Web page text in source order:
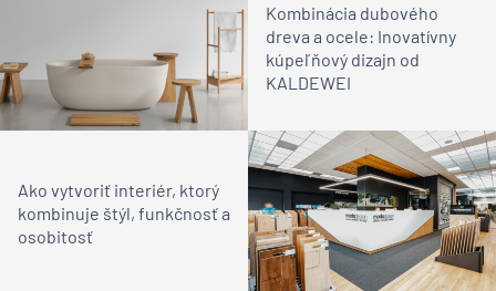
Kombinácia dubového
dreva a ocele: Inovatívny
kúpeľňový dizajn od
KALDEWEI
Ako vytvoriť interiér, ktorý
kombinuje štýl, funkčnosť a
osobitosť